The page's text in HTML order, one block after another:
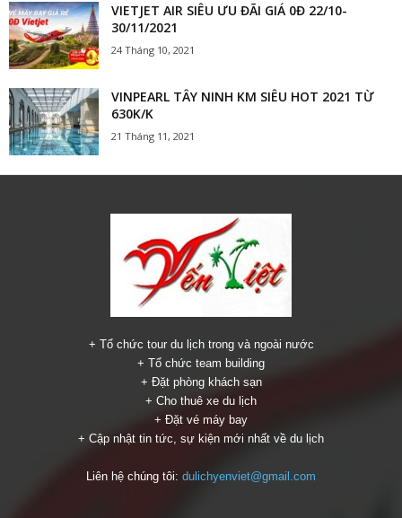
VIETJET AIR SIÊU ƯU ĐÃI GIÁ 0Đ 22/10-
30/11/2021
24 Tháng 10, 2021
VINPEARL TÂY NINH KM SIÊU HOT 2021 TỪ
630K/K
21 Tháng 11, 2021
+ Tổ chức tour du lịch trong và ngoài nước
+ Tổ chức team building
+ Đặt phòng khách sạn
+ Cho thuê xe du lịch
+ Đặt vé máy bay
+ Cập nhật tin tức, sự kiện mới nhất về du lịch
Liên hệ chúng tôi: dulichyenviet@gmail.com